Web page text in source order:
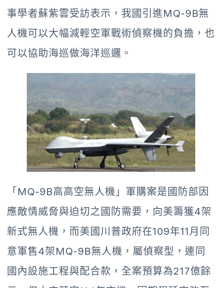
事學者蘇紫雲受訪表示，我國引進MQ-9B無
人機可以大幅減輕空軍戰術偵察機的負擔，也
可以協助海巡做海洋巡邏。
「MQ-9B高高空無人機」軍購案是國防部因
應敵情威脅與迫切之國防需要，向美籌獲4架
新式無人機，而美國川普政府在109年11月同
意軍售4架MQ-9B無人機，屬偵察型，連同
國內設施工程與配合款，全案預算為217億餘